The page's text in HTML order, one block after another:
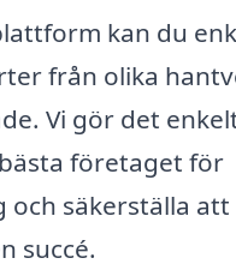
kan du
från olika
Vi gör det
företaget för
och säkerställa
succé.